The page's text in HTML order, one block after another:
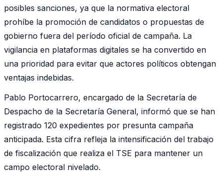
posibles sanciones, ya que la normativa electoral
prohíbe la promoción de candidatos o propuestas de
gobierno fuera del período oficial de campaña. La
vigilancia en plataformas digitales se ha convertido en
una prioridad para evitar que actores políticos obtengan
ventajas indebidas.
Pablo Portocarrero, encargado de la Secretaría de
Despacho de la Secretaría General, informó que se han
registrado 120 expedientes por presunta campaña
anticipada. Esta cifra refleja la intensificación del trabajo
de fiscalización que realiza el TSE para mantener un
campo electoral nivelado.